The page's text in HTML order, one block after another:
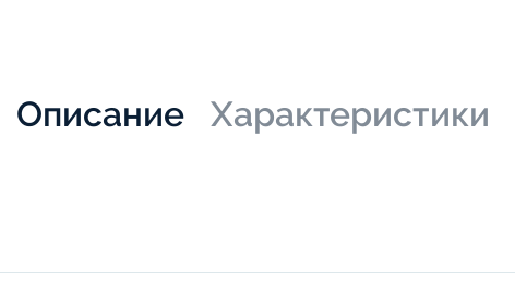
Описание Характеристики